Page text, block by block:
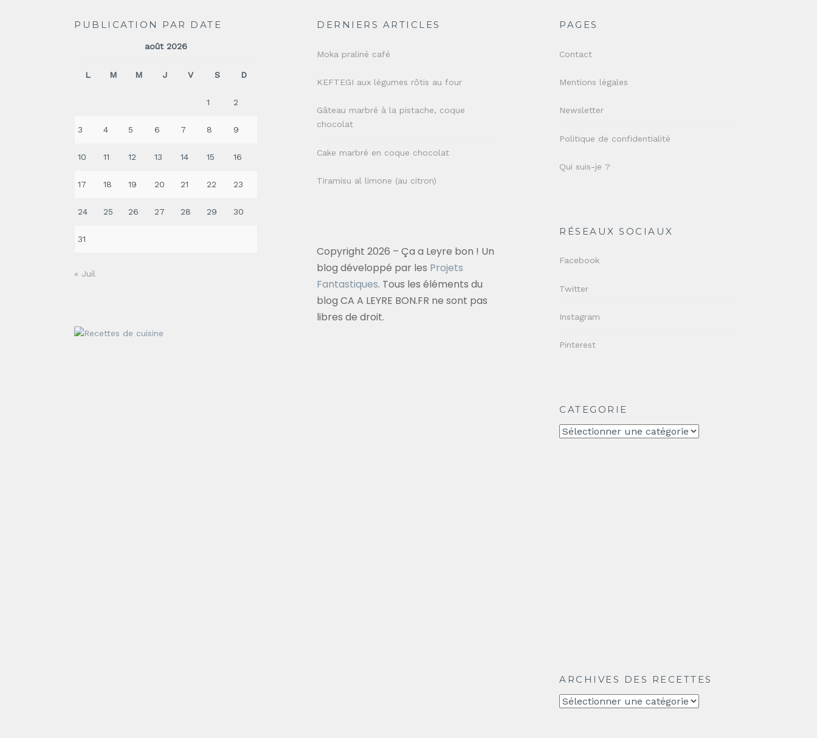
PUBLICATION PAR DATE
août 2026
L M M J V S D
1 2
3 4 5 6 7 8 9
10 11 12 13 14 15 16
17 18 19 20 21 22 23
24 25 26 27 28 29 30
31
« Juil
DERNIERS ARTICLES
Moka praliné café
KEFTEGI aux légumes rôtis au four
Gâteau marbré à la pistache, coque
chocolat
Cake marbré en coque chocolat
Tiramisu al limone (au citron)
Copyright 2026 – Ça a Leyre bon ! Un
blog développé par les Projets
Fantastiques. Tous les éléments du
blog CA A LEYRE BON.FR ne sont pas
libres de droit.
PAGES
Contact
Mentions légales
Newsletter
Politique de confidentialité
Qui suis-je ?
RÉSEAUX SOCIAUX
Facebook
Twitter
Instagram
Pinterest
CATEGORIE
CATEGORIE
ARCHIVES DES RECETTES
Archives